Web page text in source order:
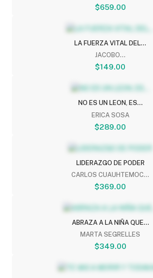
$659.00
LA FUERZA VITAL DEL...
JACOBO...
$149.00
NO ES UN LEON, ES...
ERICA SOSA
$289.00
LIDERAZGO DE PODER
CARLOS CUAUHTEMOC...
$369.00
ABRAZA A LA NIÑA QUE...
MARTA SEGRELLES
$349.00